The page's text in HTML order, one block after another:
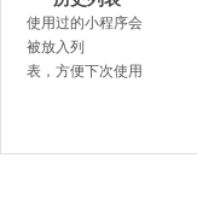
使用过的小程序会
被放入列
表，方便下次使用